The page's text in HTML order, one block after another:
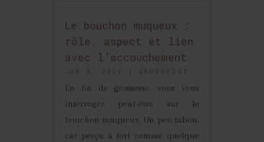
Le bouchon muqueux :
rôle, aspect et lien
avec l’accouchement
En fin de grossesse, vous vous
interrogez peut-être sur le
bouchon muqueux. Un peu tabou,
car perçu à tort comme quelque